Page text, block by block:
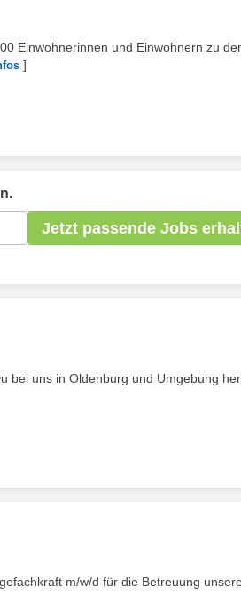
Einwohnerinnen und Einwohnern zu
]
Jetzt passende Jobs
bei uns in Oldenburg und Umgebung
m/w/d für die Betreuung